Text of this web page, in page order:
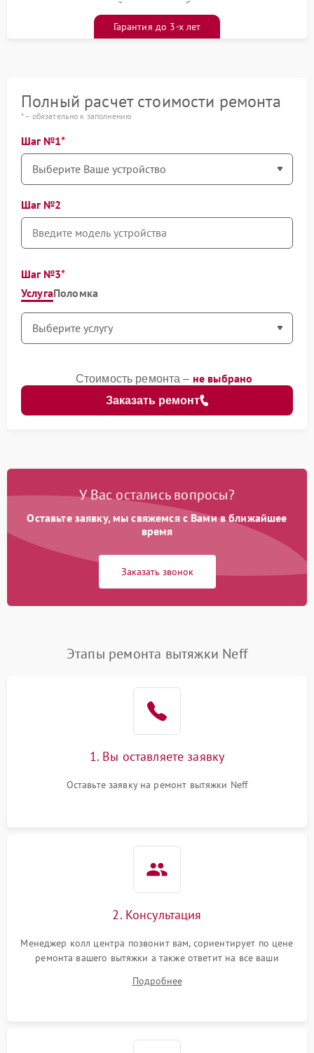
гарантийным талоном бесплатно
Гарантия до 3-х лет
Полный расчет стоимости ремонта
* – обязательно к заполнению
Шаг №1
Шаг №2
Шаг №3
УслугаПоломка
Заказать ремонт
Стоимость ремонта – не выбрано
У Вас остались вопросы?
Оставьте заявку, мы свяжемся с Вами в ближайшее
время
Заказать звонок
Этапы ремонта вытяжки Neff
1. Вы оставляете заявку
Оставьте заявку на ремонт вытяжки Neff
2. Консультация
Менеджер колл центра позвонит вам, сориентирует по цене
ремонта вашего вытяжки а также ответит на все ваши
Подробнее